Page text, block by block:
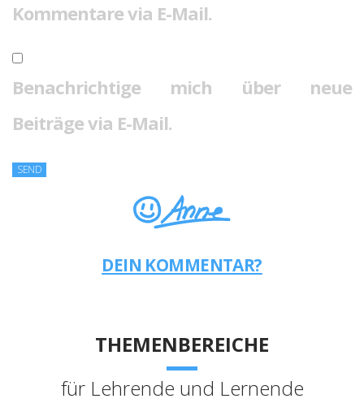
Kommentare via E-Mail.
Benachrichtige mich über neue
Beiträge via E-Mail.
DEIN KOMMENTAR?
THEMENBEREICHE
für Lehrende und Lernende